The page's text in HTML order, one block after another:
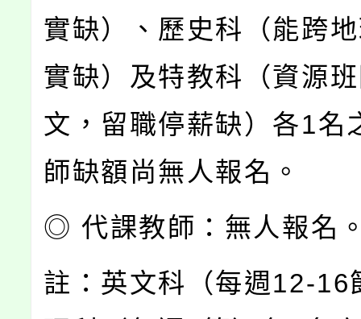
實缺）、歷史科（能跨
實缺）及特教科（資源
文，留職停薪缺）各1名
師缺額尚無人報名。
◎ 代課教師：無人報名
註：英文科（每週12-16